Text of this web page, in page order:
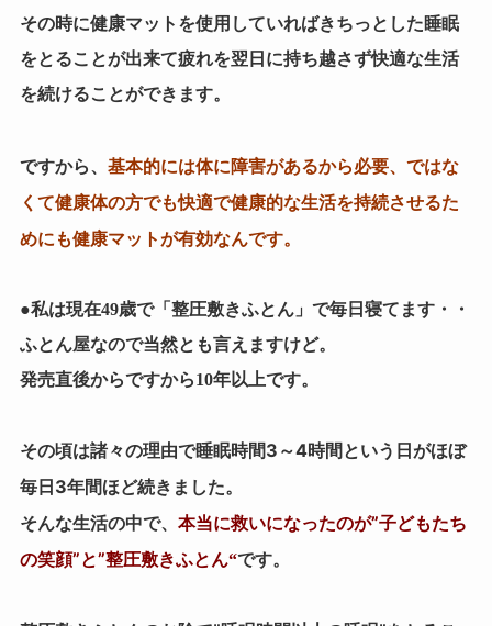
その時に健康マットを使用していればきちっとした睡眠
をとることが出来て疲れを翌日に持ち越さず快適な生活
を続けることができます。
ですから、 基本的には体に障害があるから必要、ではな
くて健康体の方でも快適で健康的な生活を持続させるた
めにも健康マットが有効なんです。
●私は現在49歳で「整圧敷きふとん」で毎日寝てます・・
ふとん屋なので当然とも言えますけど。
発売直後からですから10年以上です。
その頃は諸々の理由で睡眠時間3～4時間 という日がほぼ
毎日3年間ほど続きました。
そんな生活の中で、 本当に救いになったのが”子どもたち
の笑顔”と”整圧敷きふとん“です。